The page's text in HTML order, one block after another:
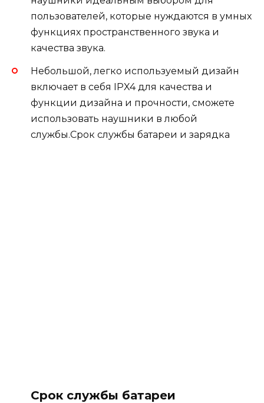
пользователей, которые нуждаются в умных
функциях пространственного звука и
качества звука.
Небольшой, легко используемый дизайн
включает в себя IPX4 для качества и
функции дизайна и прочности, сможете
использовать наушники в любой
службы.Срок службы батареи и зарядка
Срок службы батареи